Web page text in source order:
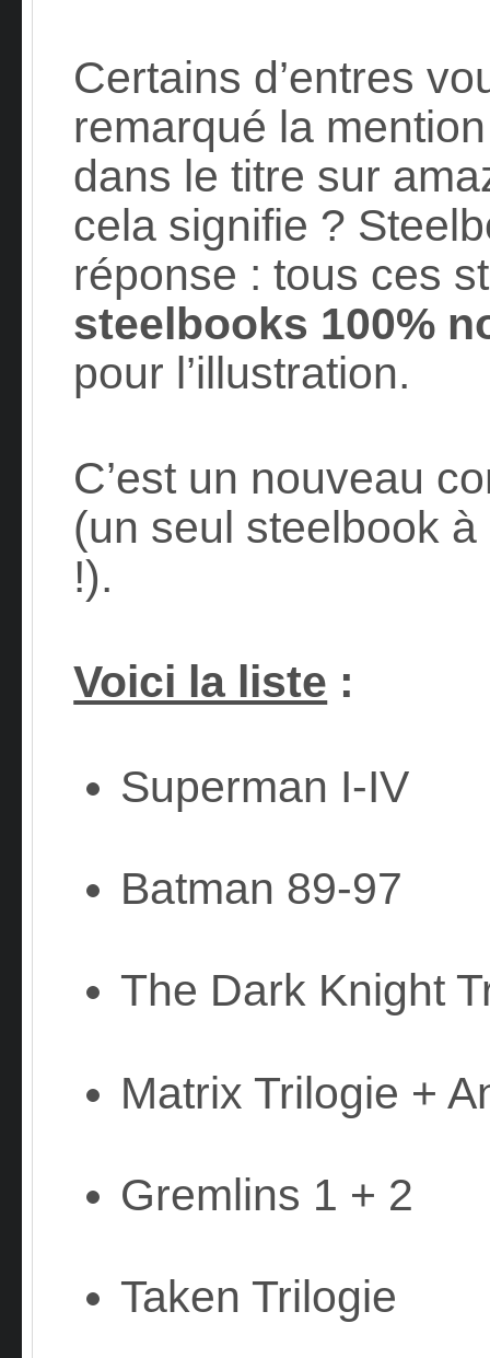
Certains d’entres
remarqué la
dans le titre sur
cela signifie ?
réponse : tous ces
steelbooks 100%
pour l’illustration.
C’est un nouveau
(un seul steelbook
!).
Voici la liste :
Superman I-IV
Batman 89-97
The Dark Knight
Matrix Trilogie +
Gremlins 1 + 2
Taken Trilogie